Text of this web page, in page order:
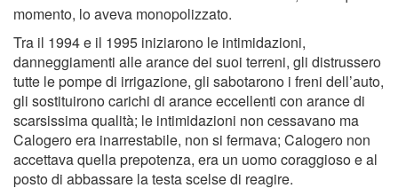
momento, lo aveva monopolizzato.
Tra il 1994 e il 1995 iniziarono le intimidazioni,
danneggiamenti alle arance dei suoi terreni, gli distrussero
tutte le pompe di irrigazione, gli sabotarono i freni dell’auto,
gli sostituirono carichi di arance eccellenti con arance di
scarsissima qualità; le intimidazioni non cessavano ma
Calogero era inarrestabile, non si fermava; Calogero non
accettava quella prepotenza, era un uomo coraggioso e al
posto di abbassare la testa scelse di reagire.